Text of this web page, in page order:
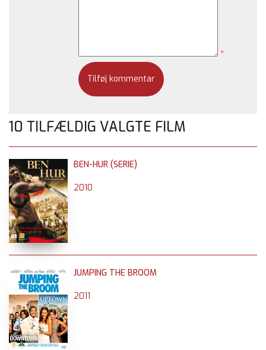
*
10 TILFÆLDIG VALGTE FILM
BEN-HUR (SERIE)
2010
JUMPING THE BROOM
2011